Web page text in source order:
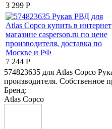
3 299 Р
7 244 Р
574823635 для Atlas Copco
производителя. Собственное
Бренд:
Atlas Copco